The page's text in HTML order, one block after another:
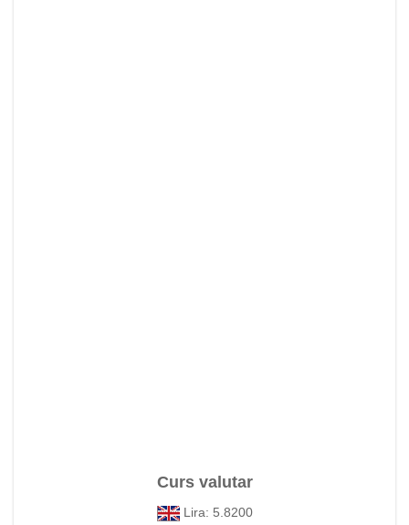
Curs valutar
Lira: 5.8200